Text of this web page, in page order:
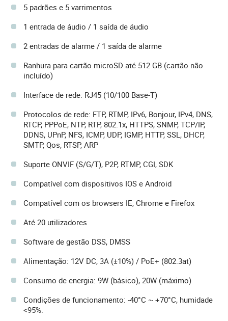
5 padrões e 5 varrimentos
1 entrada de áudio / 1 saída de áudio
2 entradas de alarme / 1 saída de alarme
Ranhura para cartão microSD até 512 GB (cartão não
incluído)
Interface de rede: RJ45 (10/100 Base-T)
Protocolos de rede: FTP, RTMP, IPv6, Bonjour, IPv4, DNS,
RTCP, PPPoE, NTP, RTP, 802.1x, HTTPS, SNMP, TCP/IP,
DDNS, UPnP, NFS, ICMP, UDP, IGMP, HTTP, SSL, DHCP,
SMTP, Qos, RTSP, ARP
Suporte ONVIF (S/G/T), P2P, RTMP, CGI, SDK
Compatível com dispositivos IOS e Android
Compatível com os browsers IE, Chrome e Firefox
Até 20 utilizadores
Software de gestão DSS, DMSS
Alimentação: 12V DC, 3A (±10%) / PoE+ (802.3at)
Consumo de energia: 9W (básico), 20W (máximo)
Condições de funcionamento: -40°C ~ +70°C, humidade
<95%.